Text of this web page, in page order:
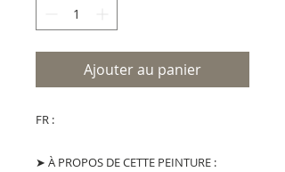
Ajouter au panier
FR :
➤ À PROPOS DE CETTE PEINTURE :